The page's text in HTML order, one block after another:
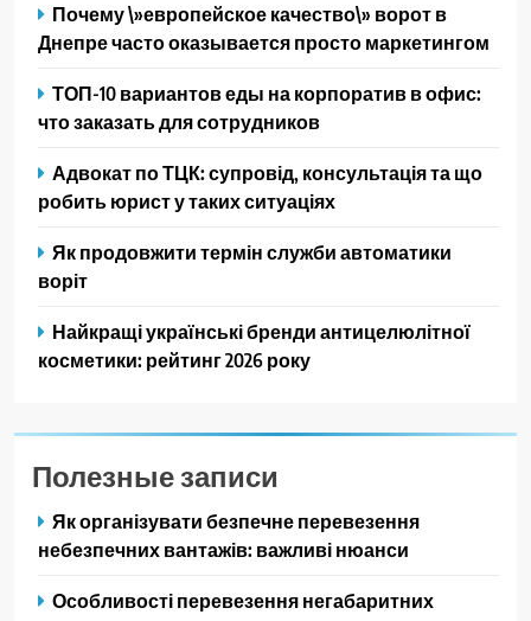
Почему \»европейское качество\» ворот в
Днепре часто оказывается просто маркетингом
ТОП-10 вариантов еды на корпоратив в офис:
что заказать для сотрудников
Адвокат по ТЦК: супровід, консультація та що
робить юрист у таких ситуаціях
Як продовжити термін служби автоматики
воріт
Найкращі українські бренди антицелюлітної
косметики: рейтинг 2026 року
Полезные записи
Як організувати безпечне перевезення
небезпечних вантажів: важливі нюанси
Особливості перевезення негабаритних